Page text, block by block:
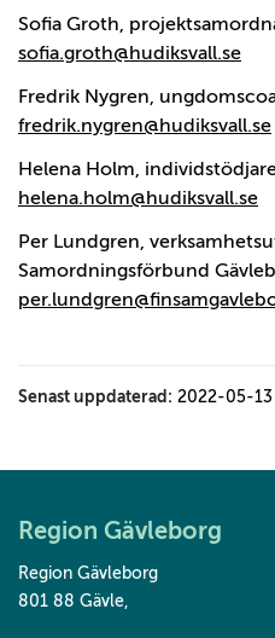
Sofia Groth,
sofia.groth@hudiksvall.se
Fredrik Nygren,
fredrik.nygren@hudiksvall.se
Helena Holm,
helena.holm@hudiksvall.se
Per Lundgren,
Samordningsförbund
Senast uppdaterad: 2022-05-13
Region Gävleborg
Region Gävleborg
801 88 Gävle,